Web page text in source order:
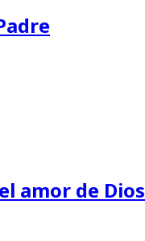
amor de Dios